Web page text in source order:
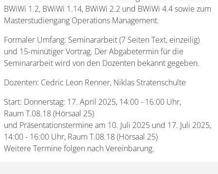
BWiWi 1.2, BWiWi 1.14, BWiWi 2.2 und BWiWi 4.4 sowie zum
Masterstudiengang Operations Management.
Formaler Umfang: Seminararbeit (7 Seiten Text, einzeilig)
und 15-minütiger Vortrag. Der Abgabetermin für die
Seminararbeit wird von den Dozenten bekannt gegeben.
Dozenten: Cedric Leon Renner, Niklas Stratenschulte
Start: Donnerstag: 17. April 2025, 14:00 - 16:00 Uhr,
Raum T.08.18 (Hörsaal 25)
und Präsentationstermine am 10. Juli 2025 und 17. Juli 2025,
14:00 - 16:00 Uhr, Raum T.08.18 (Hörsaal 25)
Weitere Termine folgen nach Vereinbarung.